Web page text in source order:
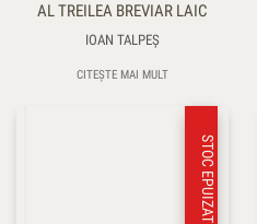
AL TREILEA BREVIAR LAIC
IOAN TALPEŞ
CITEȘTE MAI MULT
STOC EPUIZAT